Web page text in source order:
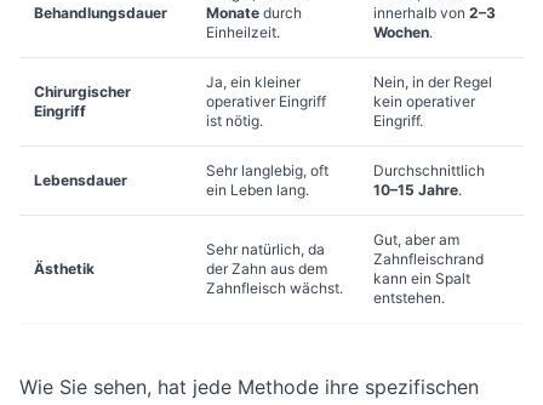
Behandlungsdauer
Monate durch
Einheilzeit.
innerhalb von 2–3
Wochen.
Chirurgischer
Eingriff
Ja, ein kleiner
operativer Eingriff
ist nötig.
Nein, in der Regel
kein operativer
Eingriff.
Lebensdauer
Sehr langlebig, oft
ein Leben lang.
Durchschnittlich
10–15 Jahre.
Ästhetik
Sehr natürlich, da
der Zahn aus dem
Zahnfleisch wächst.
Gut, aber am
Zahnfleischrand
kann ein Spalt
entstehen.
Wie Sie sehen, hat jede Methode ihre spezifischen